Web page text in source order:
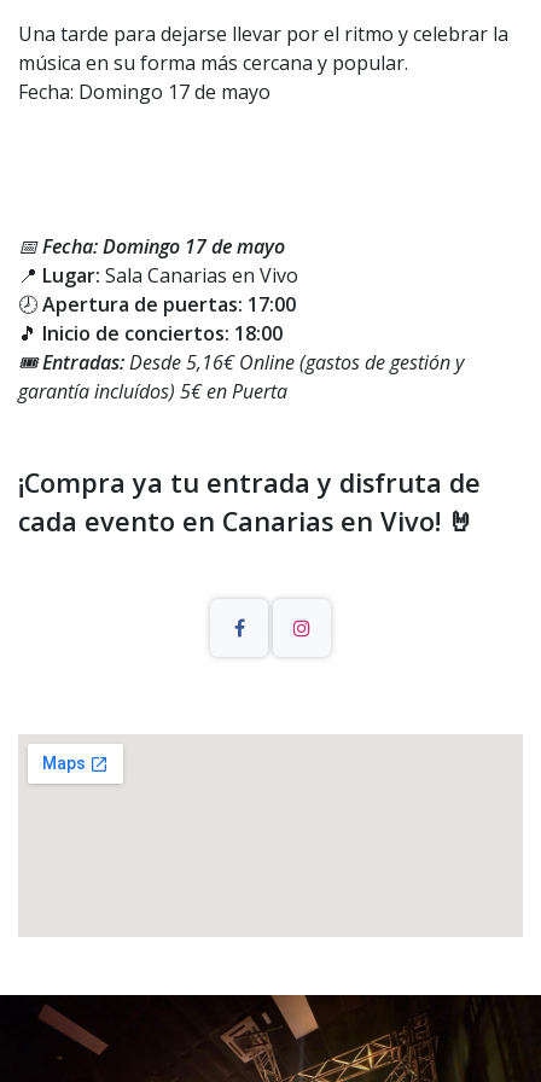
Una tarde para dejarse llevar por el ritmo y celebrar la
música en su forma más cercana y popular.
Fecha: Domingo 17 de mayo
📅Fecha: Domingo 17 de mayo
📍 Lugar: Sala Canarias en Vivo
🕗Apertura de puertas: 17:00
🎵 Inicio de conciertos: 18:00
🎟️Entradas:Desde 5,16€ Online (gastos de gestión y
garantía incluídos) 5€ en Puerta
¡Compra ya tu entrada y disfruta de
cada evento en Canarias en Vivo! 🤘